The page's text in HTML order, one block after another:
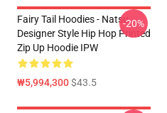
Fairy Tail Hoodies - Natsu
Designer Style Hip Hop Printed
Zip Up Hoodie IPW
₩5,994,300$43.5
-20%